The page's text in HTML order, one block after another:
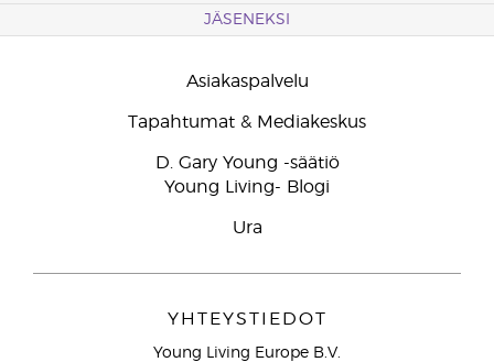
JÄSENEKSI
Asiakaspalvelu
Tapahtumat & Mediakeskus
D. Gary Young -säätiö
Young Living- Blogi
Ura
YHTEYSTIEDOT
Young Living Europe B.V.